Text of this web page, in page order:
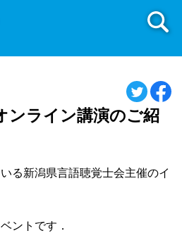
ライン講演のご紹
る新潟県言語聴覚士会主催のイ
ントです．